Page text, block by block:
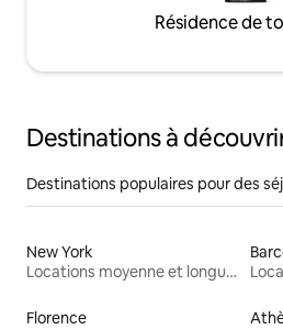
Résidence de
Destinations à
Destinations populaires pour des
New York
Locations moyenne et longue durée
Florence